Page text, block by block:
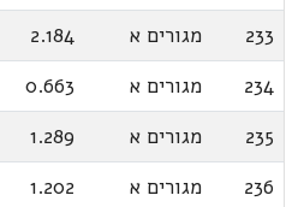
233
מגורים א 2.184
234
מגורים א 0.663
235
מגורים א 1.289
236
מגורים א 1.202